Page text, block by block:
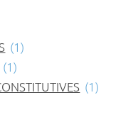
(1)
(1)
(1)